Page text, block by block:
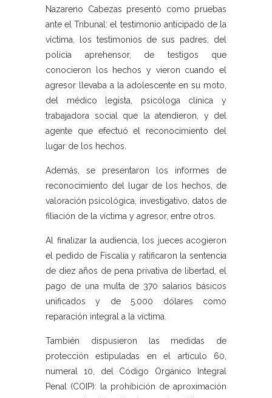
Nazareno Cabezas presentó como pruebas
ante el Tribunal: el testimonio anticipado de la
víctima, los testimonios de sus padres, del
policía aprehensor, de testigos que
conocieron los hechos y vieron cuando el
agresor llevaba a la adolescente en su moto,
del médico legista, psicóloga clínica y
trabajadora social que la atendieron, y del
agente que efectuó el reconocimiento del
lugar de los hechos.
Además, se presentaron los informes de
reconocimiento del lugar de los hechos, de
valoración psicológica, investigativo, datos de
filiación de la víctima y agresor, entre otros.
Al finalizar la audiencia, los jueces acogieron
el pedido de Fiscalía y ratificaron la sentencia
de diez años de pena privativa de libertad, el
pago de una multa de 370 salarios básicos
unificados y de 5.000 dólares como
reparación integral a la víctima.
También dispusieron las medidas de
protección estipuladas en el artículo 60,
numeral 10, del Código Orgánico Integral
Penal (COIP): la prohibición de aproximación